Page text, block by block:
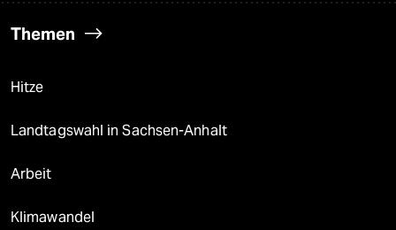
Themen
Hitze
Landtagswahl in Sachsen-Anhalt
Arbeit
Klimawandel